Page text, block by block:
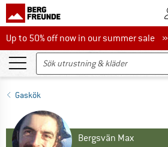
Up to 50% off now in our summer sale
Up to 50% off now in our summer sale »
Gaskök
Bergsvän Max